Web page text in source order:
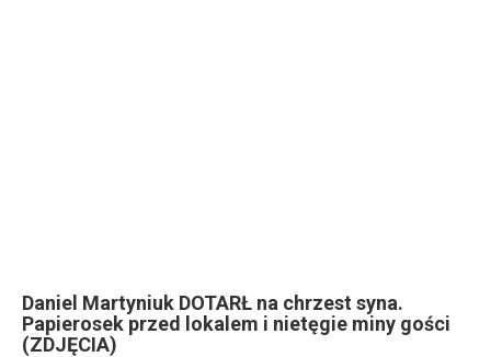
Daniel Martyniuk DOTARŁ na chrzest syna.
Papierosek przed lokalem i nietęgie miny gości
(ZDJĘCIA)